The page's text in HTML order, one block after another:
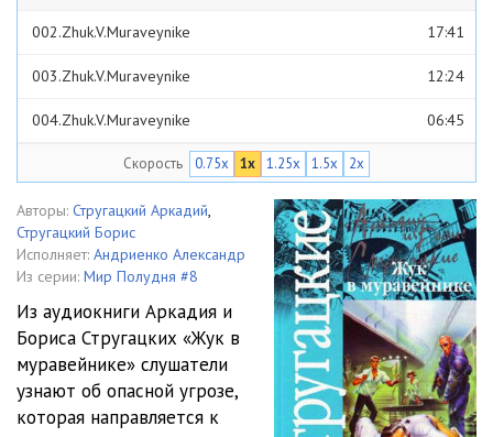
002.Zhuk.V.Muraveynike 17:41
003.Zhuk.V.Muraveynike 12:24
004.Zhuk.V.Muraveynike 06:45
005.Zhuk.V.Muraveynike
006.Zhuk.V.Muraveynike 08:43
007.Zhuk.V.Muraveynike 12:46
20:15
009.Zhuk.V.Muraveynike 12:52
010.Zhuk.V.Muraveynike 09:02
011.Zhuk.V.Muraveynike 12:00
Скорость 0.75x 1x 1.25x 1.5x 2x
Авторы: Стругацкий Аркадий,
Стругацкий Борис
Исполняет: Андриенко Александр
Из серии: Мир Полудня #8
Из аудиокниги Аркадия и
Бориса Стругацких «Жук в
муравейнике» слушатели
узнают об опасной угрозе,
которая направляется к